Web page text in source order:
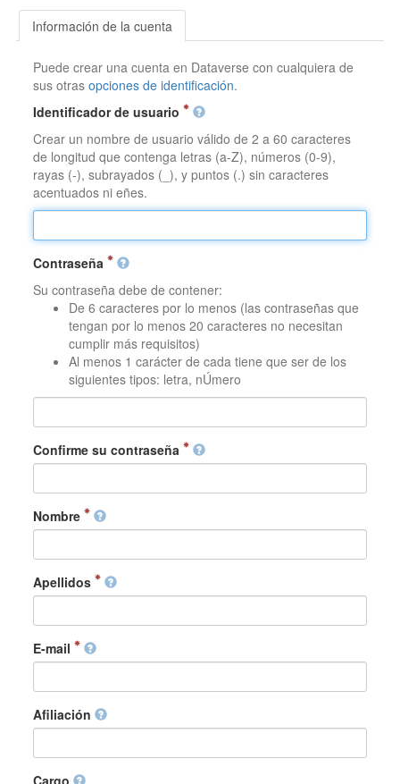
Información de la cuenta
Puede crear una cuenta en Dataverse con cualquiera de
sus otrasopciones de identificación.
Identificador de usuario
Crear un nombre de usuario válido de 2 a 60 caracteres
de longitud que contenga letras (a-Z), números (0-9),
rayas (-), subrayados (_), y puntos (.) sin caracteres
acentuados ni eñes.
Contraseña
Su contraseña debe de contener:
De 6 caracteres por lo menos (las contraseñas que
tengan por lo menos 20 caracteres no necesitan
cumplir más requisitos)
Al menos 1 carácter de cada tiene que ser de los
siguientes tipos: letra, nÚmero
Confirme su contraseña
Nombre
Apellidos
E-mail
Afiliación
Cargo